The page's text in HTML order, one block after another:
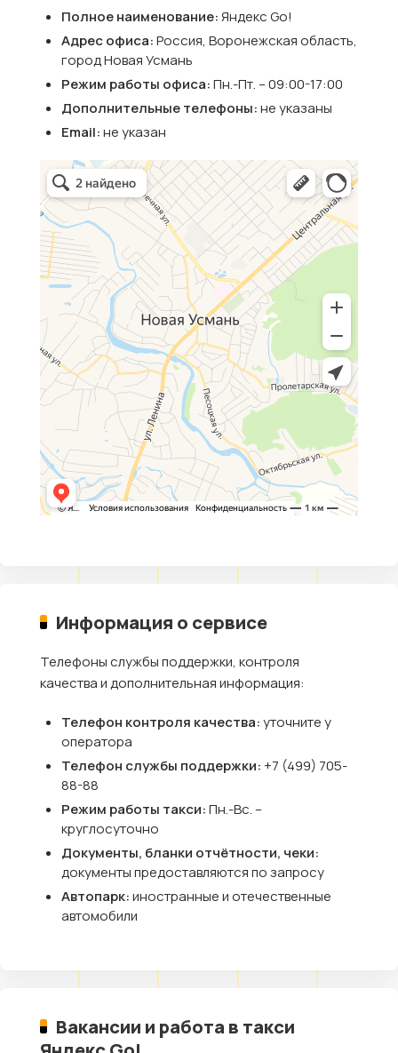
Полное наименование:Яндекс Go!
Адрес офиса:Россия, Воронежская область,
город Новая Усмань
Режим работы офиса:Пн.-Пт. – 09:00-17:00
Дополнительные телефоны:не указаны
Email:не указан
Информация о сервисе
Телефоны службы поддержки, контроля
качества и дополнительная информация:
Телефон контроля качества:уточните у
оператора
Телефон службы поддержки:+7 (499) 705-
88-88
Режим работы такси:Пн.-Вс. –
круглосуточно
Документы, бланки отчётности, чеки:
документы предоставляются по запросу
Автопарк:иностранные и отечественные
автомобили
Вакансии и работа в такси